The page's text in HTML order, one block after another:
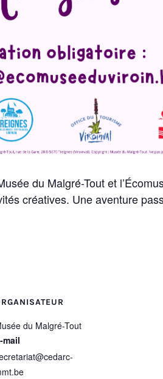
du Malgré-Tout et
créatives. Une aventure
du Malgré-Tout
mail